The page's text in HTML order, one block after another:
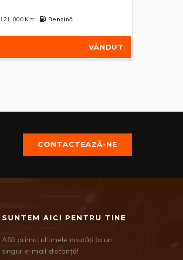
121 000Km Benzină
VÂNDUT
CONTACTEAZĂ-NE
SUNTEM AICI PENTRU TINE
Află primul ultimele noutăți la un
singur e-mail distanță!